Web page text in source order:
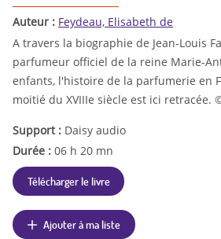
Auteur : Feydeau, Elisabeth de
A travers la biographie de Jean-Louis
parfumeur officiel de la reine Marie-
enfants, l'histoire de la parfumerie en
moitié du XVIIIe siècle est ici retracée.
Support : Daisy audio
Durée : 06 h 20 mn
Télécharger le livre
Ajouter à ma liste